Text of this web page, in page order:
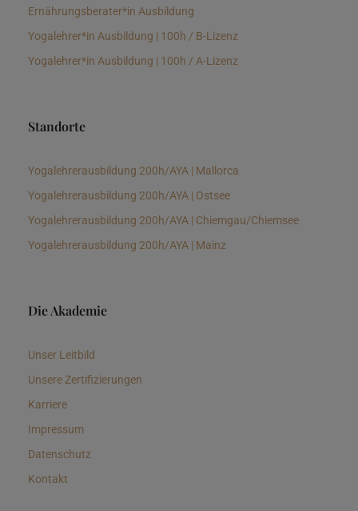
Ernährungsberater*in Ausbildung
Yogalehrer*in Ausbildung | 100h / B-Lizenz
Yogalehrer*in Ausbildung | 100h / A-Lizenz
Standorte
Yogalehrerausbildung 200h/AYA | Mallorca
Yogalehrerausbildung 200h/AYA | Ostsee
Yogalehrerausbildung 200h/AYA | Chiemgau/Chiemsee
Yogalehrerausbildung 200h/AYA | Mainz
Die Akademie
Unser Leitbild
Unsere Zertifizierungen
Karriere
Impressum
Datenschutz
Kontakt